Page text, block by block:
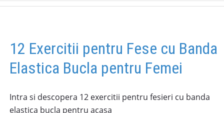
12 Exercitii pentru Fese cu Banda
Elastica Bucla pentru Femei
Intra si descopera 12 exercitii pentru fesieri cu banda
elastica bucla pentru acasa